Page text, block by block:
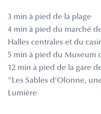
3 min à pied de la plage
4 min à pied du marché
Halles centrales et du
5 min à pied du Museum
12 min à pied de la gare
"Les Sables d’Olonne,
Lumière